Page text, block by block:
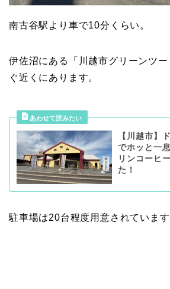
南古谷駅より車で10分くらい。
伊佐沼にある「川越市グリーンツ
ぐ近くにあります。
【川越市】
でホッと一
リンコーヒ
た！
駐車場は20台程度用意されています